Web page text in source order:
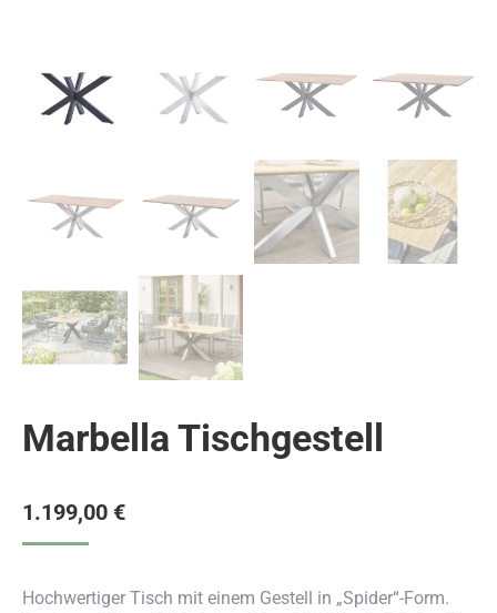
Marbella Tischgestell
1.199,00 €
Hochwertiger Tisch mit einem Gestell in „Spider“-Form.